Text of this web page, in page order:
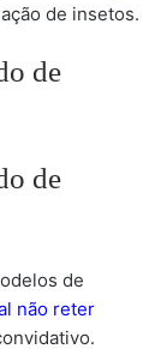
de insetos.
de
não reter